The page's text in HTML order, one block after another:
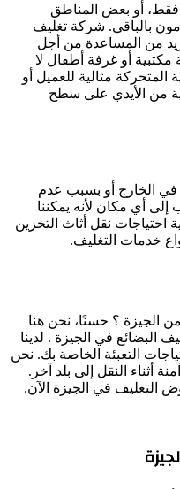
فقط، أو بعض المناطق
بالباقي. شركة تغليف
من المساعدة من أجل
أو غرفة أطفال لا
المتحركة مثالية للعميل أو
من الأيدي على سطح
في الخارج أو بسبب عدم
أي مكان لأنه يمكننا
احتياجات نقل أثاث التخزين
خدمات التغليف.
الجيزة ؟ حسنًا، نحن هنا
البضائع في الجيزة . لدينا
التعبئة الخاصة بك. نحن
أثناء النقل إلى بلد آخر.
التغليف في الجيزة الآن.